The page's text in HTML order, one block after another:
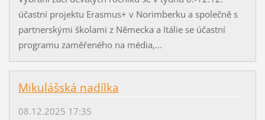
účastní projektu Erasmus+ v Norimberku a společně s
partnerskými školami z Německa a Itálie se účastní
programu zaměřeného na média,...
Mikulášská nadílka
08.12.2025 17:35